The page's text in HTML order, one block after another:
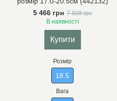
5 466 грн 7 808 грн
В наявності
Купити
Розмір
18.5
Вага